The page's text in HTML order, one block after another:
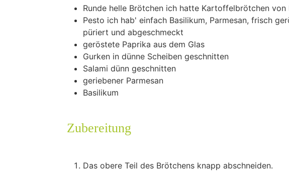
Runde helle Brötchen ich hatte Kartoffelbrötchen von
Pesto ich hab' einfach Basilikum, Parmesan, frisch
püriert und abgeschmeckt
geröstete Paprika aus dem Glas
Gurken in dünne Scheiben geschnitten
Salami dünn geschnitten
geriebener Parmesan
Basilikum
Zubereitung
Das obere Teil des Brötchens knapp abschneiden.